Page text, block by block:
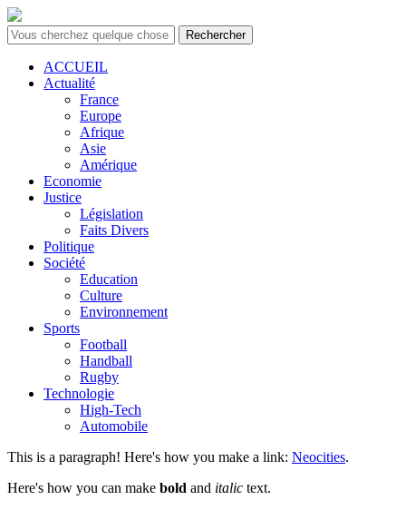
Rechercher
ACCUEIL
Actualité
France
Europe
Afrique
Asie
Amérique
Economie
Justice
Législation
Faits Divers
Politique
Société
Education
Culture
Environnement
Sports
Football
Handball
Rugby
Technologie
High-Tech
Automobile
This is a paragraph! Here's how you make a link: Neocities.
Here's how you can make bold and italic text.